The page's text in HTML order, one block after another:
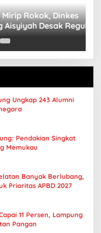
Dinkes
Desak Regulasi
Ungkap 243 Alumni
Pendakian Singkat
Memukau
Banyak Berlubang,
Prioritas APBD 2027
11 Persen, Lampung
Pangan